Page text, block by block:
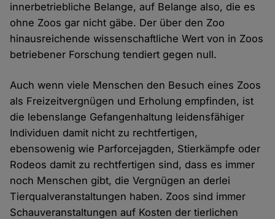
innerbetriebliche Belange, auf Belange also, die es
ohne Zoos gar nicht gäbe. Der über den Zoo
hinausreichende wissenschaftliche Wert von in Zoos
betriebener Forschung tendiert gegen null.
Auch wenn viele Menschen den Besuch eines Zoos
als Freizeitvergnügen und Erholung empfinden, ist
die lebenslange Gefangenhaltung leidensfähiger
Individuen damit nicht zu rechtfertigen,
ebensowenig wie Parforcejagden, Stierkämpfe oder
Rodeos damit zu rechtfertigen sind, dass es immer
noch Menschen gibt, die Vergnügen an derlei
Tierqualveranstaltungen haben. Zoos sind immer
Schauveranstaltungen auf Kosten der tierlichen